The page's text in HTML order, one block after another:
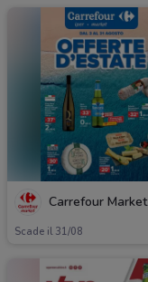
Carrefour Market
Scade il 31/08